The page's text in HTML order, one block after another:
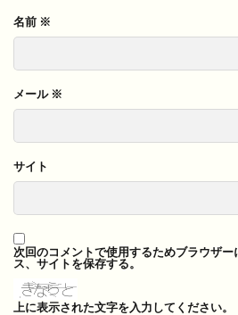
名前 ※
メール ※
サイト
次回のコメントで使用するためブラウザ
ス、サイトを保存する。
上に表示された文字を入力してください。